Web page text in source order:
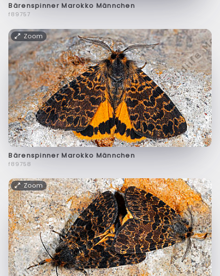
Bärenspinner Marokko Männchen
f89757
Zoom
Bärenspinner Marokko Männchen
f89758
Zoom